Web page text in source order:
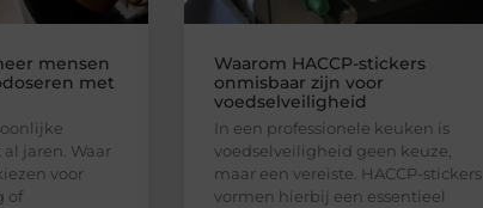
mensen
met
jaren. Waar
voor
of
Waarom HACCP-stickers
onmisbaar zijn voor
voedselveiligheid
In een professionele keuken is
voedselveiligheid geen keuze,
maar een vereiste. HACCP-stickers
vormen hierbij een essentieel